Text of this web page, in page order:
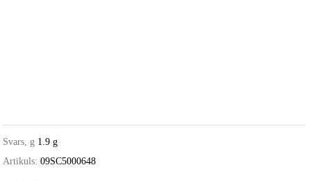
Svars, g 1.9 g
Artikuls: 09SC5000648